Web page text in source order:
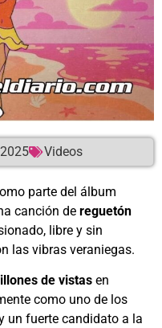
Videos
parte del álbum
canción de reguetón
libre y sin
las vibras veraniegas.
de vistas en
como uno de los
un fuerte candidato a la